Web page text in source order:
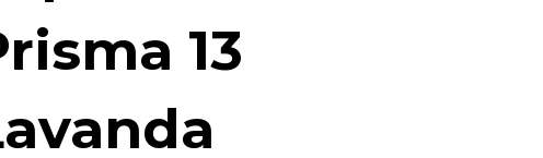
13